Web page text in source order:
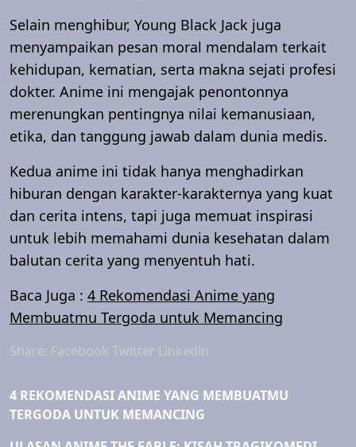
Selain menghibur, Young Black Jack juga
menyampaikan pesan moral mendalam terkait
kehidupan, kematian, serta makna sejati profesi
dokter. Anime ini mengajak penontonnya
merenungkan pentingnya nilai kemanusiaan,
etika, dan tanggung jawab dalam dunia medis.
Kedua anime ini tidak hanya menghadirkan
hiburan dengan karakter-karakternya yang kuat
dan cerita intens, tapi juga memuat inspirasi
untuk lebih memahami dunia kesehatan dalam
balutan cerita yang menyentuh hati.
Baca Juga : 4 Rekomendasi Anime yang
Membuatmu Tergoda untuk Memancing
Share: Facebook Twitter Linkedin
4 REKOMENDASI ANIME YANG MEMBUATMU
TERGODA UNTUK MEMANCING